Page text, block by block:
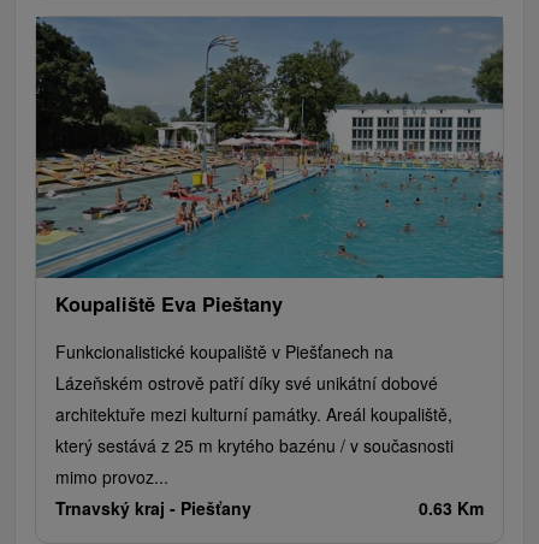
Koupaliště Eva Pieštany
Funkcionalistické koupaliště v Piešťanech na
Lázeňském ostrově patří díky své unikátní dobové
architektuře mezi kulturní památky. Areál koupaliště,
který sestává z 25 m krytého bazénu / v současnosti
mimo provoz...
Trnavský kraj - Piešťany 0.63 Km